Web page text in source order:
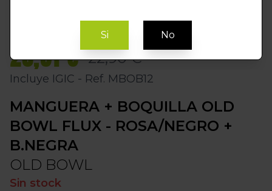
20,61 € 22,90 €
Incluye IGIC - Ref. MBOB12
MANGUERA + BOQUILLA OLD
BOWL FLUX - ROSA/NEGRO +
B.NEGRA
OLD BOWL
Sin stock
Si No